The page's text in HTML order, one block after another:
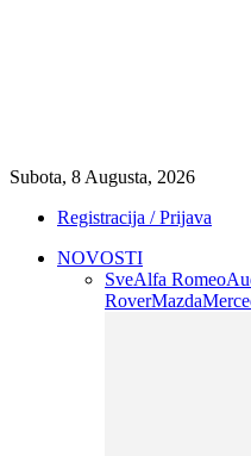
Subota, 8 Augusta, 2026
Registracija / Prijava
NOVOSTI
SveAlfa Romeo
RoverMazda